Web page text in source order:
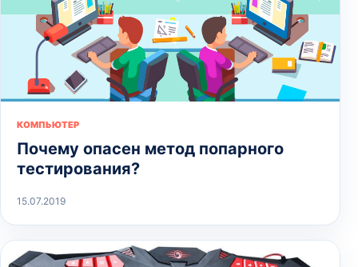
КОМПЬЮТЕР
Почему опасен метод попарного
тестирования?
15.07.2019